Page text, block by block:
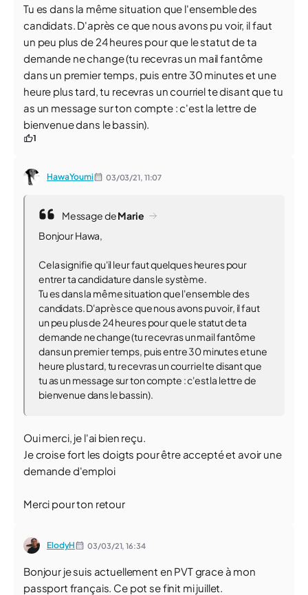
Tu es dans la même situation que l'ensemble des
candidats. D'après ce que nous avons pu voir, il faut
un peu plus de 24 heures pour que le statut de ta
demande ne change (tu recevras un mail fantôme
dans un premier temps, puis entre 30 minutes et une
heure plus tard, tu recevras un courriel te disant que tu
as un message sur ton compte : c'est la lettre de
bienvenue dans le bassin).
1
HawaYoumi 03/03/21, 11:07
Message deMarie
Bonjour Hawa,
Cela signifie qu'il leur faut quelques heures pour
entrer ta candidature dans le système.
Tu es dans la même situation que l'ensemble des
candidats. D'après ce que nous avons pu voir, il faut
un peu plus de 24 heures pour que le statut de ta
demande ne change (tu recevras un mail fantôme
dans un premier temps, puis entre 30 minutes et une
heure plus tard, tu recevras un courriel te disant que
tu as un message sur ton compte : c'est la lettre de
bienvenue dans le bassin).
Oui merci, je l'ai bien reçu.
Je croise fort les doigts pour être accepté et avoir une
demande d'emploi
Merci pour ton retour
ElodyH 03/03/21,16:34
Bonjour je suis actuellement en PVT grace à mon
passport français. Ce pot se finit mi juillet.